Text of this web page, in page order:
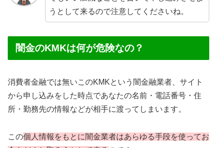
うとして来るので注意してくださいね。
闇金のKMKは何が危険なの？
消費者金融では無いこのKMKという闇金融業者、サイト
から申し込みをした時点であなたの名前・電話番号・住
所・勤務先の情報などが相手に渡ってしまいます。
この個人情報をもとに闇金業者はあらゆる手段を使ってお